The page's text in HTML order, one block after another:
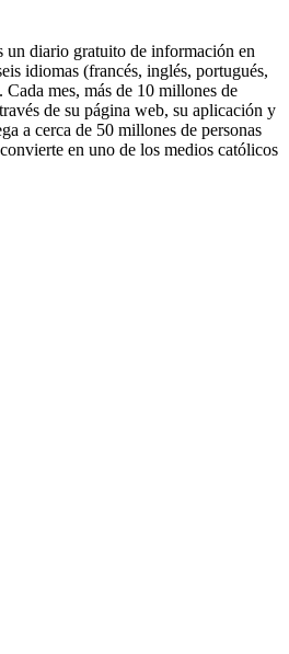
un diario gratuito de información en
idiomas (francés, inglés, portugués,
mes, más de 10 millones de
de su página web, su aplicación y
a cerca de 50 millones de personas
en uno de los medios católicos